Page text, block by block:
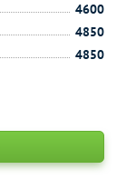
4600
4850
4850